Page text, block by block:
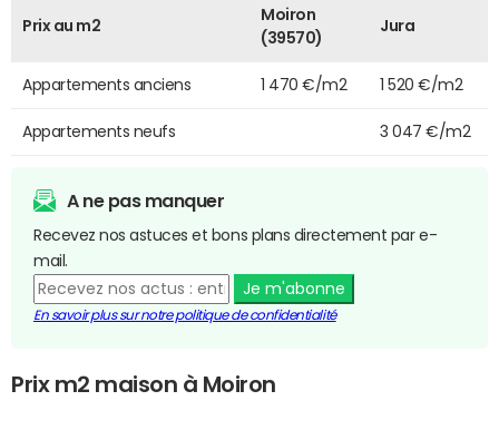
Prix au m2
Moiron
(39570)
Jura
Appartements anciens 1 470 €/m2 1 520 €/m2
Appartements neufs 3 047 €/m2
A ne pas manquer
Recevez nos astuces et bons plans directement par e-
mail.
Je m'abonne
En savoir plus sur notre politique de confidentialité
Prix m2 maison à Moiron